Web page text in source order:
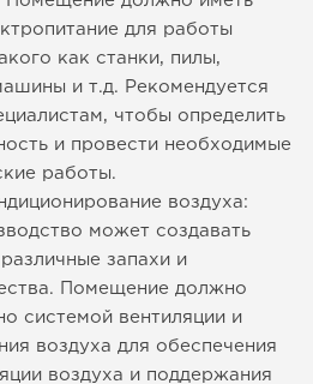
для работы
как станки, пилы,
и т.д. Рекомендуется
чтобы определить
и провести необходимые
работы.
воздуха:
может создавать
запахи и
Помещение должно
системой вентиляции и
воздуха для обеспечения
воздуха и поддержания